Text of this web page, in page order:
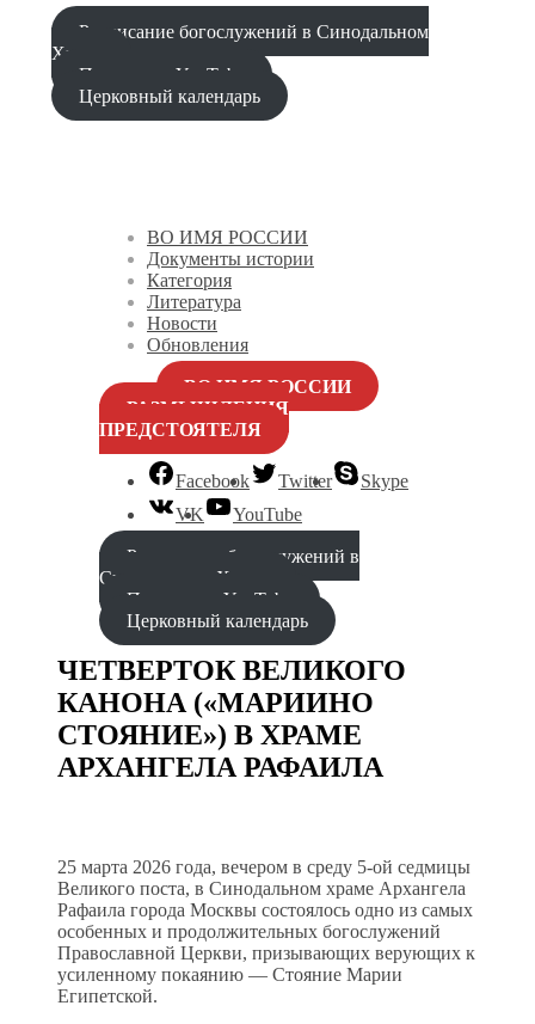
Расписание богослужений в Синодальном
Храме
Проповеди YouTube
Церковный календарь
ВО ИМЯ РОССИИ
Документы истории
Категория
Литература
Новости
Обновления
ВО ИМЯ РОССИИ
РАЗМЫШЛЕНИЯ
ПРЕДСТОЯТЕЛЯ
Facebook Twitter
Skype
VK
YouTube
Расписание богослужений в
Синодальном Храме
Проповеди YouTube
Церковный календарь
ЧЕТВЕРТОК ВЕЛИКОГО
КАНОНА («МАРИИНО
СТОЯНИЕ») В ХРАМЕ
АРХАНГЕЛА РАФАИЛА
25 марта 2026 года, вечером в среду 5-ой седмицы
Великого поста, в Синодальном храме Архангела
Рафаила города Москвы состоялось одно из самых
особенных и продолжительных богослужений
Православной Церкви, призывающих верующих к
усиленному покаянию — Стояние Марии
Египетской.